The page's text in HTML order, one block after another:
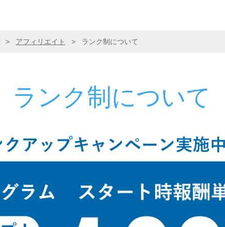
> アフィリエイト > ランク制について
ランク制について